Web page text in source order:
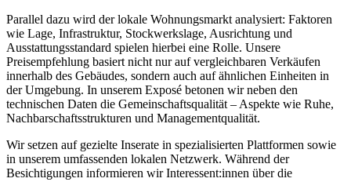
Parallel dazu wird der lokale Wohnungsmarkt analysiert: Faktoren
wie Lage, Infrastruktur, Stockwerkslage, Ausrichtung und
Ausstattungsstandard spielen hierbei eine Rolle. Unsere
Preisempfehlung basiert nicht nur auf vergleichbaren Verkäufen
innerhalb des Gebäudes, sondern auch auf ähnlichen Einheiten in
der Umgebung. In unserem Exposé betonen wir neben den
technischen Daten die Gemeinschaftsqualität – Aspekte wie Ruhe,
Nachbarschaftsstrukturen und Managementqualität.
Wir setzen auf gezielte Inserate in spezialisierten Plattformen sowie
in unserem umfassenden lokalen Netzwerk. Während der
Besichtigungen informieren wir Interessent:innen über die